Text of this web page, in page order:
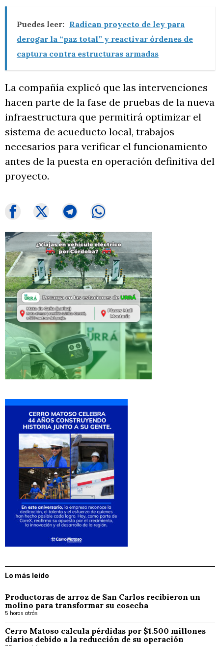
Puedes leer: Radican proyecto de ley para
derogar la “paz total” y reactivar órdenes de
captura contra estructuras armadas
La compañía explicó que las intervenciones
hacen parte de la fase de pruebas de la nueva
infraestructura que permitirá optimizar el
sistema de acueducto local, trabajos
necesarios para verificar el funcionamiento
antes de la puesta en operación definitiva del
proyecto.
Lo más leído
Productoras de arroz de San Carlos recibieron un
molino para transformar su cosecha
5 horas atrás
Cerro Matoso calcula pérdidas por $1.500 millones
diarios debido a la reducción de su operación